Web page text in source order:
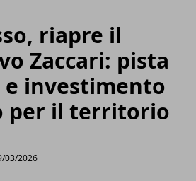
riapre il
Zaccari: pista
investimento
per il territorio
03/2026